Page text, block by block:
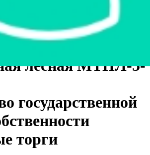
Машина транспортно-погрузочная
лесная МТПЛ-5-
государственной
торги